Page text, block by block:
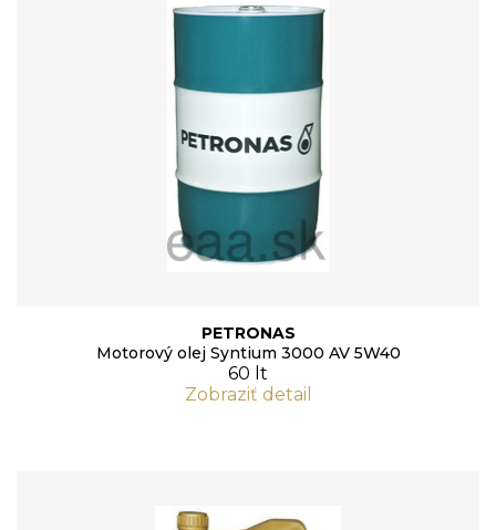
PETRONAS
Motorový olej Syntium 3000 AV 5W40
60 lt
Zobraziť detail